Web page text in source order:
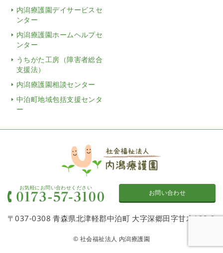
内潟療護園デイサービスセ
ンター
内潟療護園ホームヘルプセ
ンター
うちがた工房（障害者総合
支援法）
内潟療護園相談センター
中泊町地域包括支援センタ
ー
お気軽にお問い合わせください
お問い合わせ
〒037-0308 青森県北津軽郡中泊町 大字深郷田字甘木120-2
© 社会福祉法人 内潟療護園